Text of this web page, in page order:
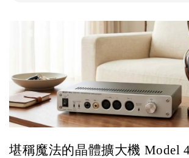
堪稱魔法的晶體擴大機 Model